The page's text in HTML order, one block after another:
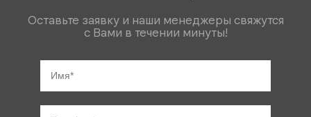
Оставьте заявку и наши менеджеры свяжутся
с Вами в течении минуты!